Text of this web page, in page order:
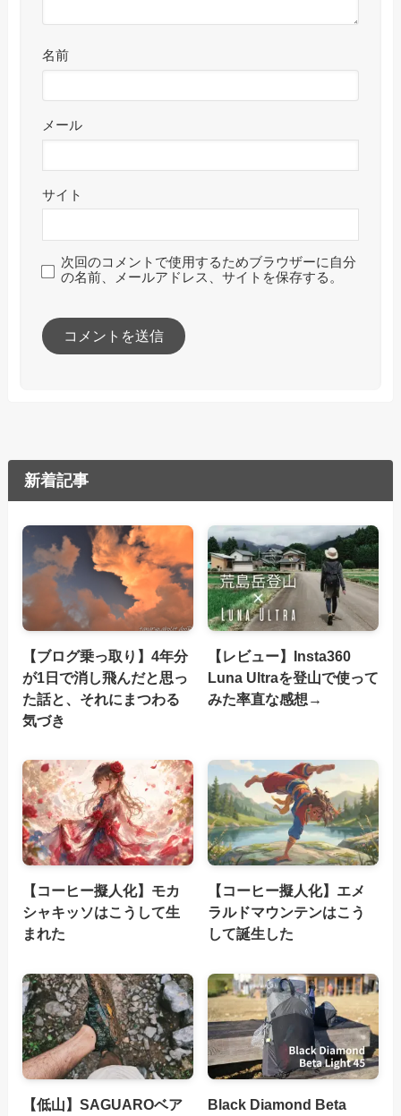
名前
メール
サイト
次回のコメントで使用するためブラウザーに自分
の名前、メールアドレス、サイトを保存する。
新着記事
【ブログ乗っ取り】4年分
が1日で消し飛んだと思っ
た話と、それにまつわる
気づき
【レビュー】Insta360
Luna Ultraを登山で使って
みた率直な感想→
【コーヒー擬人化】モカ
シャキッソはこうして生
まれた
【コーヒー擬人化】エメ
ラルドマウンテンはこう
して誕生した
【低山】SAGUAROベア
Black Diamond Beta